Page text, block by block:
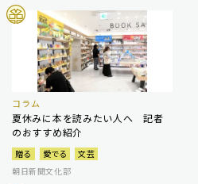
コラム
夏休みに本を読みたい人へ 記者
のおすすめ紹介
贈る 愛でる
文芸
朝日新聞文化部